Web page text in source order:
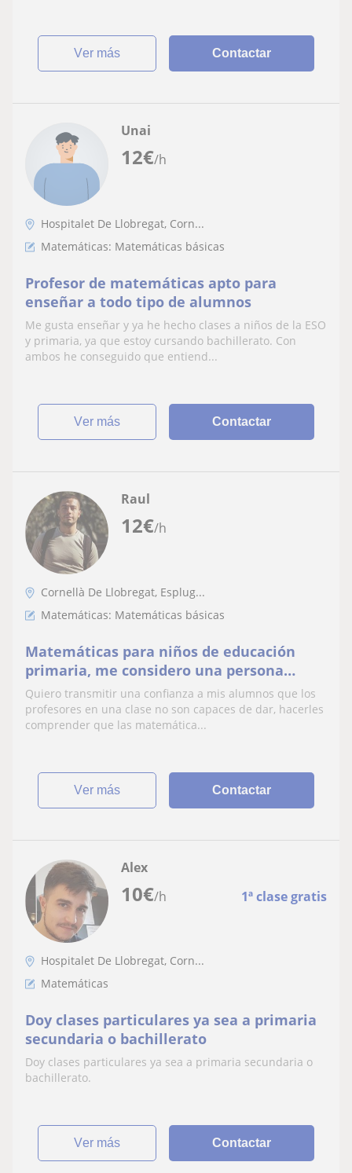
ver más Contactar
12€/h
Unai
Hospitalet De Llobregat, Corn...
Matemáticas: Matemáticas básicas
Profesor de matemáticas apto para
enseñar a todo tipo de alumnos
Me gusta enseñar y ya he hecho clases a niños de la ESO
y primaria, ya que estoy cursando bachillerato. Con
ambos he conseguido que entiend...
ver más Contactar
12€/h
Raul
Cornellà De Llobregat, Esplug...
Matemáticas: Matemáticas básicas
Matemáticas para niños de educación
primaria, me considero una persona
comunicadora y positiva
Quiero transmitir una confianza a mis alumnos que los
profesores en una clase no son capaces de dar, hacerles
comprender que las matemática...
ver más Contactar
10€/h 1ª clase gratis
Alex
Hospitalet De Llobregat, Corn...
Matemáticas
Doy clases particulares ya sea a primaria
secundaria o bachillerato
Doy clases particulares ya sea a primaria secundaria o
bachillerato.
ver más Contactar